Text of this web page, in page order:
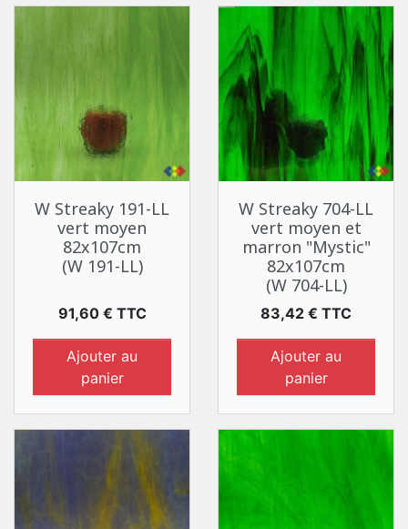
W Streaky 191-LL
vert moyen
82x107cm
(W 191-LL)
Prix
91,60 € TTC
Ajouter au
panier
W Streaky 704-LL
vert moyen et
marron "Mystic"
82x107cm
(W 704-LL)
Prix
83,42 € TTC
Ajouter au
panier